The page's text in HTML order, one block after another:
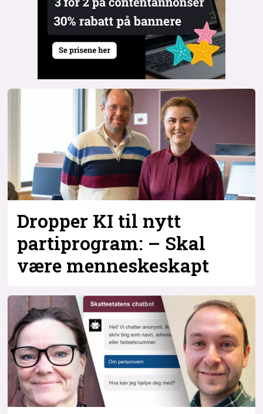
Dropper KI til nytt
partiprogram: – Skal
være menneskeskapt